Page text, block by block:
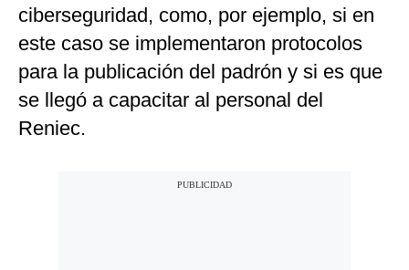
ciberseguridad, como, por ejemplo, si en
este caso se implementaron protocolos
para la publicación del padrón y si es que
se llegó a capacitar al personal del
Reniec.